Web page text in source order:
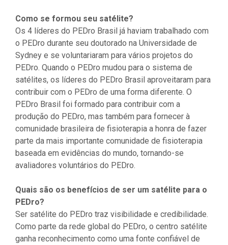
Como se formou seu satélite?
Os 4 líderes do PEDro Brasil já haviam trabalhado com
o PEDro durante seu doutorado na Universidade de
Sydney e se voluntariaram para vários projetos do
PEDro. Quando o PEDro mudou para o sistema de
satélites, os líderes do PEDro Brasil aproveitaram para
contribuir com o PEDro de uma forma diferente. O
PEDro Brasil foi formado para contribuir com a
produção do PEDro, mas também para fornecer à
comunidade brasileira de fisioterapia a honra de fazer
parte da mais importante comunidade de fisioterapia
baseada em evidências do mundo, tornando-se
avaliadores voluntários do PEDro.
Quais são os benefícios de ser um satélite para o
PEDro?
Ser satélite do PEDro traz visibilidade e credibilidade.
Como parte da rede global do PEDro, o centro satélite
ganha reconhecimento como uma fonte confiável de